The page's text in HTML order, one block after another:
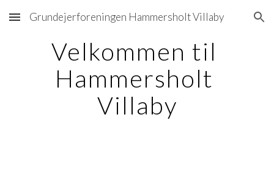
Skip to main content Skip to navigation
Grundejerforeningen Hammersholt Villaby
Velkommen til
Hammersholt
Villaby